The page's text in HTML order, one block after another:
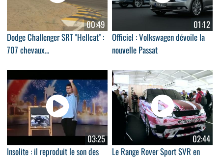
00:49
Dodge Challenger SRT ''Hellcat'' :
707 chevaux...
01:12
Officiel : Volkswagen dévoile la
nouvelle Passat
03:25
Insolite : il reproduit le son des
02:44
Le Range Rover Sport SVR en